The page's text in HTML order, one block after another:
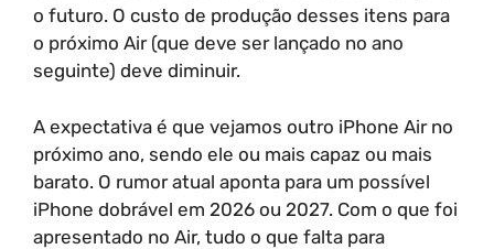
o futuro. O custo de produção desses itens para
o próximo Air (que deve ser lançado no ano
seguinte) deve diminuir.
A expectativa é que vejamos outro iPhone Air no
próximo ano, sendo ele ou mais capaz ou mais
barato. O rumor atual aponta para um possível
iPhone dobrável em 2026 ou 2027. Com o que foi
apresentado no Air, tudo o que falta para